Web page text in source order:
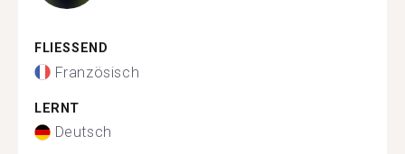
FLIESSEND
Französisch
LERNT
Deutsch